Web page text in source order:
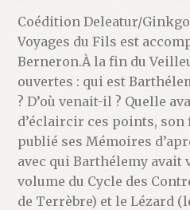
Coédition Deleatur/
Voyages du Fils est
Berneron.À la fin du
ouvertes : qui est
? D’où venait-il ? Quelle
d’éclaircir ces points,
publié ses Mémoires
avec qui Barthélemy avait
volume du Cycle des
de Terrèbre) et le Lézard